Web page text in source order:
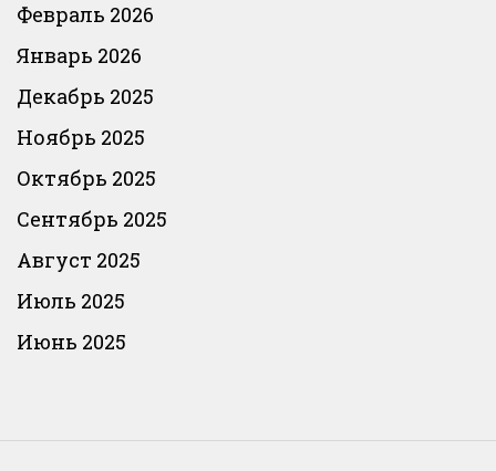
Февраль 2026
Январь 2026
Декабрь 2025
Ноябрь 2025
Октябрь 2025
Сентябрь 2025
Август 2025
Июль 2025
Июнь 2025